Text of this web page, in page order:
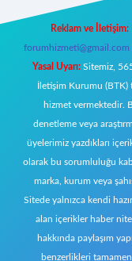
Reklam ve İletişim:
forumhizmeti@gmail.com
Yasal Uyarı: Sitemiz,
İletişim Kurumu (BTK)
hizmet vermektedir.
denetleme veya
üyelerimiz yazdıkları
olarak bu sorumluluğu
marka, kurum veya
Sitede yalnızca kendi
alan içerikler haber
hakkında paylaşım
benzerlikleri